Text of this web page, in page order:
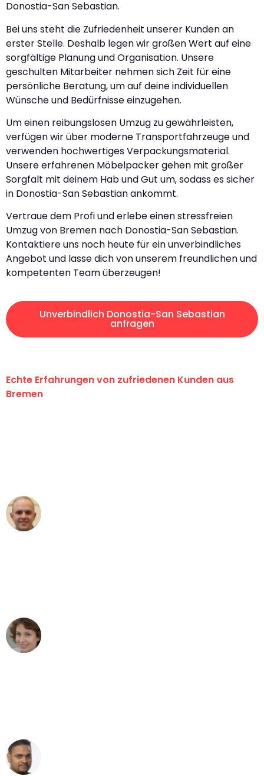
Donostia-San Sebastian.
Bei uns steht die Zufriedenheit unserer Kunden an
erster Stelle. Deshalb legen wir großen Wert auf eine
sorgfältige Planung und Organisation. Unsere
geschulten Mitarbeiter nehmen sich Zeit für eine
persönliche Beratung, um auf deine individuellen
Wünsche und Bedürfnisse einzugehen.
Um einen reibungslosen Umzug zu gewährleisten,
verfügen wir über moderne Transportfahrzeuge und
verwenden hochwertiges Verpackungsmaterial.
Unsere erfahrenen Möbelpacker gehen mit großer
Sorgfalt mit deinem Hab und Gut um, sodass es sicher
in Donostia-San Sebastian ankommt.
Vertraue dem Profi und erlebe einen stressfreien
Umzug von Bremen nach Donostia-San Sebastian.
Kontaktiere uns noch heute für ein unverbindliches
Angebot und lasse dich von unserem freundlichen und
kompetenten Team überzeugen!
Unverbindlich Donostia-San Sebastian
anfragen
Echte Erfahrungen von zufriedenen Kunden aus
Bremen